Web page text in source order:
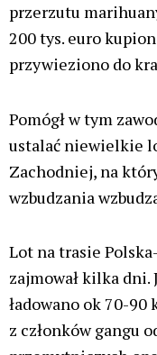
przerzutu
200 tys. euro
przywieziono do
Pomógł w tym
ustalać niewielkie
Zachodniej, na
wzbudzania
Lot na trasie
zajmował kilka dni.
ładowano ok 70-90
z członków gangu